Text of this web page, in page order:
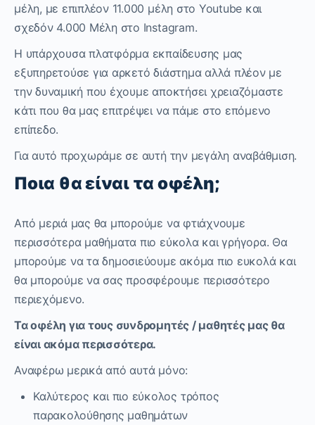
μέλη, με επιπλέον 11.000 μέλη στο Youtube και
σχεδόν 4.000 Μέλη στο Instagram.
Η υπάρχουσα πλατφόρμα εκπαίδευσης μας
εξυπηρετούσε για αρκετό διάστημα αλλά πλέον με
την δυναμική που έχουμε αποκτήσει χρειαζόμαστε
κάτι που θα μας επιτρέψει να πάμε στο επόμενο
επίπεδο.
Για αυτό προχωράμε σε αυτή την μεγάλη αναβάθμιση.
Ποια θα είναι τα οφέλη;
Από μεριά μας θα μπορούμε να φτιάχνουμε
περισσότερα μαθήματα πιο εύκολα και γρήγορα. Θα
μπορούμε να τα δημοσιεύουμε ακόμα πιο ευκολά και
θα μπορούμε να σας προσφέρουμε περισσότερο
περιεχόμενο.
Τα οφέλη για τους συνδρομητές / μαθητές μας θα
είναι ακόμα περισσότερα.
Αναφέρω μερικά από αυτά μόνο:
Καλύτερος και πιο εύκολος τρόπος
παρακολούθησης μαθημάτων